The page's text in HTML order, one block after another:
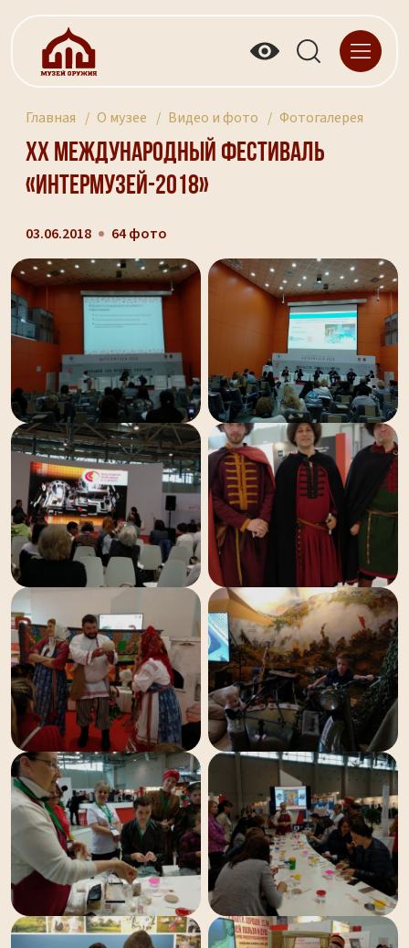
Главная О музее Видео и фото Фотогалерея
XX Международный фестиваль
«Интермузей-2018»
03.06.2018 64 фото